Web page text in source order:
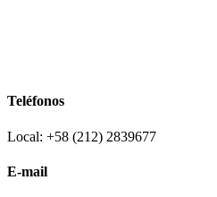
Teléfonos
Local: +58 (212) 2839677
E-mail